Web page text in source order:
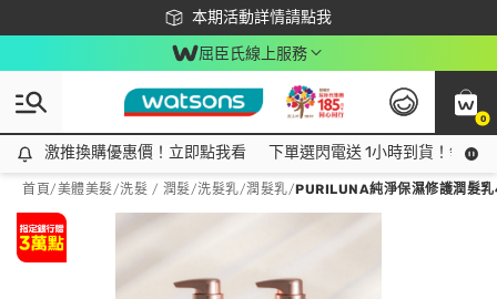
本期活動詳情請點我
下載app最高回饋$350
屈臣氏線上服務
0
激推換購優惠價！立即點我看
激推換購優惠價！立即點我看 下單選閃電送 1小時到貨！領神
首頁/美體美髮/洗髮 / 潤髮/洗髮乳/潤髮乳/PURILUNA純淨保濕修護潤髮